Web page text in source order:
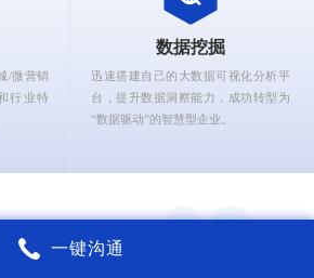
/微营销
行业特
数据挖掘
迅速搭建自己的大数据可视化分析平
台，提升数据洞察能力，成功转型为
“数据驱动”的智慧型企业。
智互动核心能力
一键沟通